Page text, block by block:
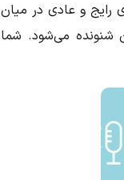
رایج و عادی در میان
شنونده می‌شود. شما